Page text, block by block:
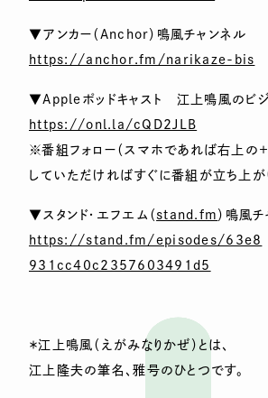
▼アンカー（Anchor）鳴風チャンネル
https://anchor.fm/narikaze-bis
▼Appleポッドキャスト 江上鳴風のビ
https://onl.la/cQD2JLB
※番組フォロー（スマホであれば右上の＋
していただければすぐに番組が立ち上が
▼スタンド・エフエム（ stand.fm ）鳴風
https://stand.fm/episodes/63e8
931cc40c2357603491d5
＊江上鳴風（えがみなりかぜ）とは、
江上隆夫の筆名、雅号のひとつです。